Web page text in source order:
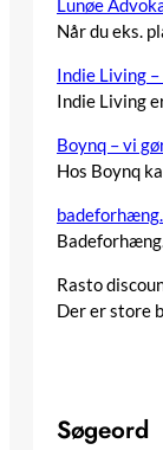
Når du eks.
Indie Living
Indie Living
Boynq – vi
Hos Boynq
Rasto
Der er store
Søgeord